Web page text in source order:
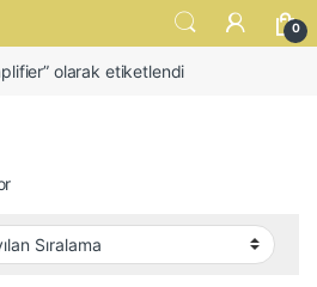
0
olarak etiketlendi